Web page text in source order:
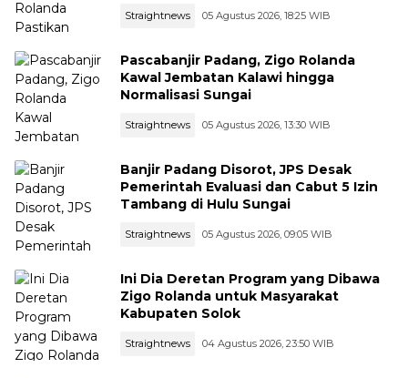
Straightnews 05 Agustus 2026, 18:25 WIB
Pascabanjir Padang, Zigo Rolanda
Kawal Jembatan Kalawi hingga
Normalisasi Sungai
Straightnews 05 Agustus 2026, 13:30 WIB
Banjir Padang Disorot, JPS Desak
Pemerintah Evaluasi dan Cabut 5 Izin
Tambang di Hulu Sungai
Straightnews 05 Agustus 2026, 09:05 WIB
Ini Dia Deretan Program yang Dibawa
Zigo Rolanda untuk Masyarakat
Kabupaten Solok
Straightnews 04 Agustus 2026, 23:50 WIB